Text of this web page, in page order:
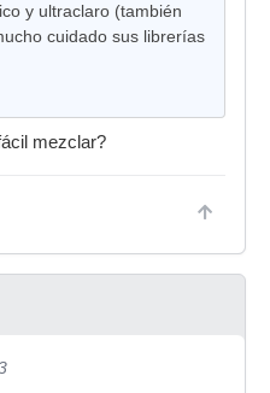
y ultraclaro (también
cuidado sus librerías
mezclar?